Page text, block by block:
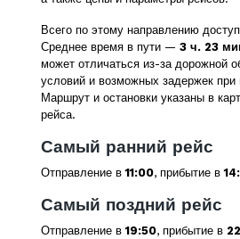
Всего по этому направлению
Среднее время в пути — 3 ч. 23
может отличаться из-за дорожной
условий и возможных задержек
Маршрут и остановки указаны в
рейса.
Самый ранний рейс
Отправление в11:00, прибытие в
Самый поздний рейс
Отправление в19:50, прибытие в